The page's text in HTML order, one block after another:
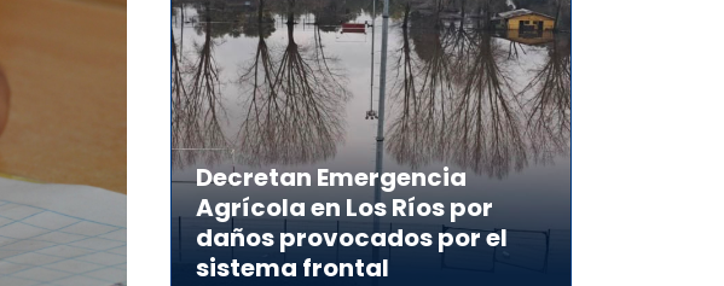
Decretan Emergencia
Agrícola en Los Ríos por
daños provocados por el
sistema frontal